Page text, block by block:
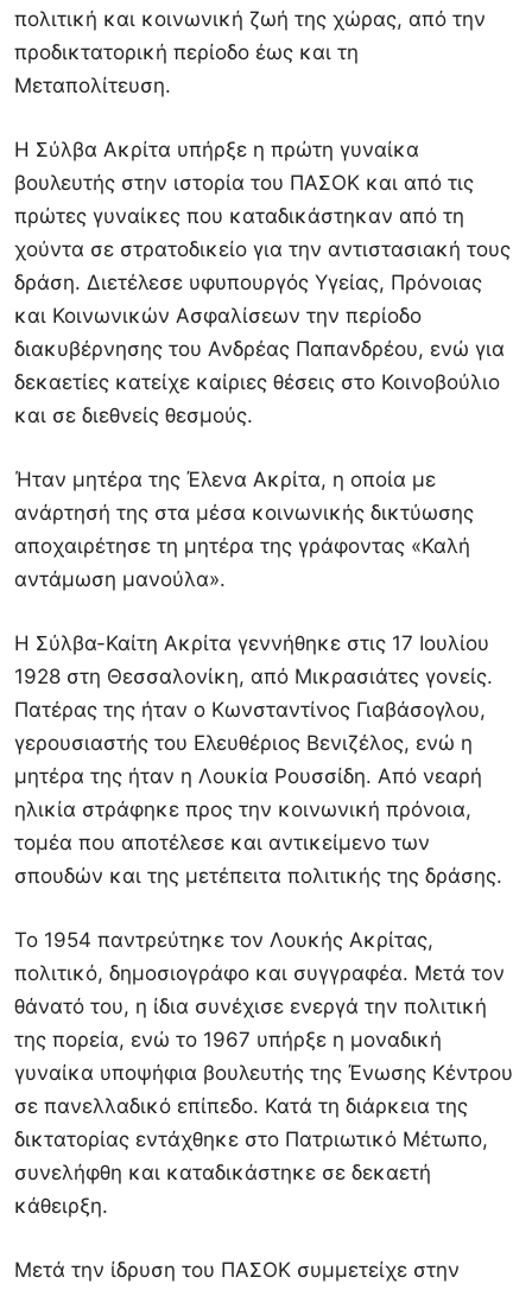
πολιτική και κοινωνική ζωή της χώρας, από την
προδικτατορική περίοδο έως και τη
Μεταπολίτευση.
Η Σύλβα Ακρίτα υπήρξε η πρώτη γυναίκα
βουλευτής στην ιστορία του ΠΑΣΟΚ και από τις
πρώτες γυναίκες που καταδικάστηκαν από τη
χούντα σε στρατοδικείο για την αντιστασιακή τους
δράση. Διετέλεσε υφυπουργός Υγείας, Πρόνοιας
και Κοινωνικών Ασφαλίσεων την περίοδο
διακυβέρνησης του Ανδρέας Παπανδρέου, ενώ για
δεκαετίες κατείχε καίριες θέσεις στο Κοινοβούλιο
και σε διεθνείς θεσμούς.
Ήταν μητέρα της Έλενα Ακρίτα, η οποία με
ανάρτησή της στα μέσα κοινωνικής δικτύωσης
αποχαιρέτησε τη μητέρα της γράφοντας «Καλή
αντάμωση μανούλα».
Η Σύλβα-Καίτη Ακρίτα γεννήθηκε στις 17 Ιουλίου
1928 στη Θεσσαλονίκη, από Μικρασιάτες γονείς.
Πατέρας της ήταν ο Κωνσταντίνος Γιαβάσογλου,
γερουσιαστής του Ελευθέριος Βενιζέλος, ενώ η
μητέρα της ήταν η Λουκία Ρουσσίδη. Από νεαρή
ηλικία στράφηκε προς την κοινωνική πρόνοια,
τομέα που αποτέλεσε και αντικείμενο των
σπουδών και της μετέπειτα πολιτικής της δράσης.
Το 1954 παντρεύτηκε τον Λουκής Ακρίτας,
πολιτικό, δημοσιογράφο και συγγραφέα. Μετά τον
θάνατό του, η ίδια συνέχισε ενεργά την πολιτική
της πορεία, ενώ το 1967 υπήρξε η μοναδική
γυναίκα υποψήφια βουλευτής της Ένωσης Κέντρου
σε πανελλαδικό επίπεδο. Κατά τη διάρκεια της
δικτατορίας εντάχθηκε στο Πατριωτικό Μέτωπο,
συνελήφθη και καταδικάστηκε σε δεκαετή
κάθειρξη.
Μετά την ίδρυση του ΠΑΣΟΚ συμμετείχε στην